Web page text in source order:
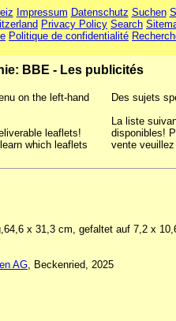
Impressum Datenschutz Suchen
Privacy Policy Search
Politique de confidentialité
BBE - Les publicités
on the left-hand
leaflets!
which leaflets
Des sujets
La liste
disponibles!
vente
x 31,3 cm, gefaltet auf 7,2 x
AG, Beckenried, 2025